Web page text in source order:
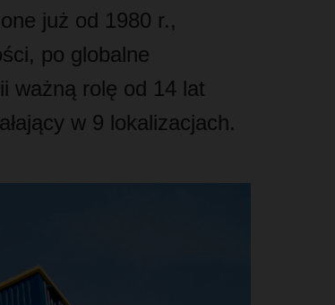
już od 1980 r.,
po globalne
ważną rolę od 14 lat
w 9 lokalizacjach.